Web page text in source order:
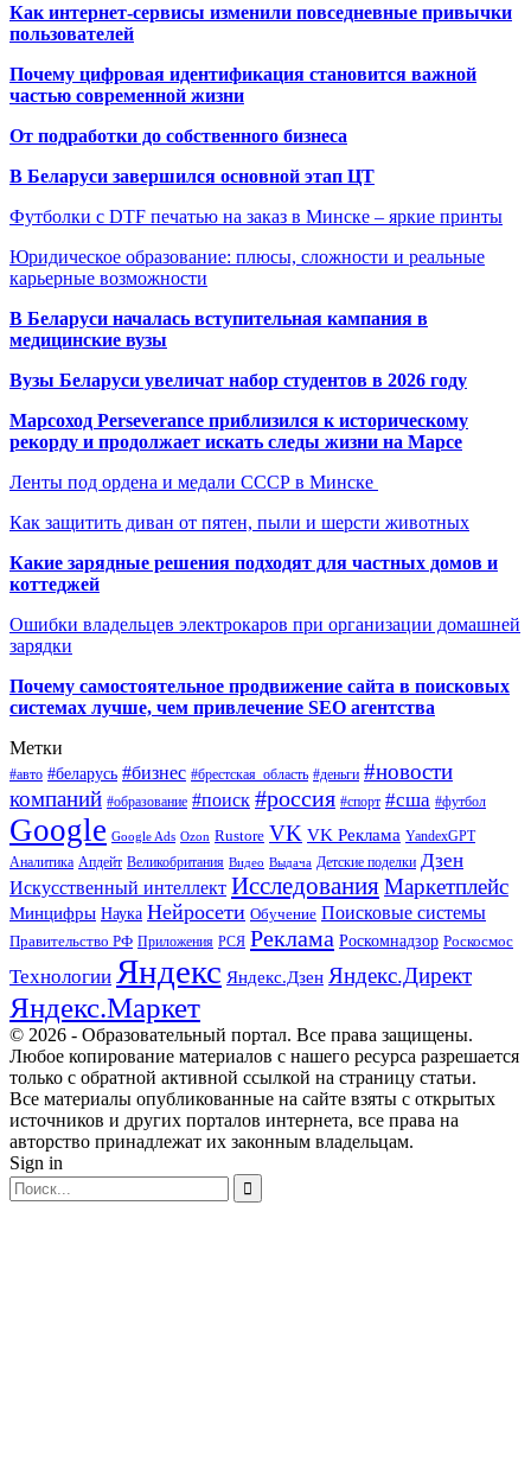
Как интернет-сервисы изменили повседневные привычки
пользователей
Почему цифровая идентификация становится важной
частью современной жизни
От подработки до собственного бизнеса
В Беларуси завершился основной этап ЦТ
Футболки с DTF печатью на заказ в Минске – яркие принты
Юридическое образование: плюсы, сложности и реальные
карьерные возможности
В Беларуси началась вступительная кампания в
медицинские вузы
Вузы Беларуси увеличат набор студентов в 2026 году
Марсоход Perseverance приблизился к историческому
рекорду и продолжает искать следы жизни на Марсе
Ленты под ордена и медали СССР в Минске
Как защитить диван от пятен, пыли и шерсти животных
Какие зарядные решения подходят для частных домов и
коттеджей
Ошибки владельцев электрокаров при организации домашней
зарядки
Почему самостоятельное продвижение сайта в поисковых
системах лучше, чем привлечение SEO агентства
Метки
#авто #беларусь #бизнес #брестская_область #деньги #новости
компаний #образование #поиск #россия #спорт #сша #футбол
Google Google Ads Ozon Rustore VK VK Реклама YandexGPT
Аналитика Апдейт Великобритания Видео Выдача Детские поделки Дзен
Искусственный интеллект ИсследованияМаркетплейс
Минцифры Наука Нейросети Обучение Поисковые системы
Правительство РФ Приложения РСЯ Реклама Роскомнадзор Роскосмос
Технологии Яндекс Яндекс.Дзен Яндекс.Директ
Яндекс.Маркет
© 2026 - Образовательный портал. Все права защищены.
Любое копирование материалов с нашего ресурса разрешается
только с обратной активной ссылкой на страницу статьи.
Все материалы опубликованные на сайте взяты с открытых
источников и других порталов интернета, все права на
авторство принадлежат их законным владельцам.
Sign in